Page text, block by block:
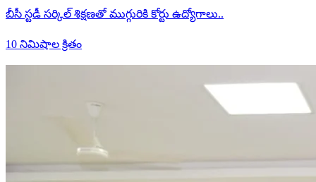
బీసీ స్టడీ సర్కిల్ శిక్షణతో ముగ్గురికి కోర్టు ఉద్యోగాలు..
10 నిమిషాల క్రితం